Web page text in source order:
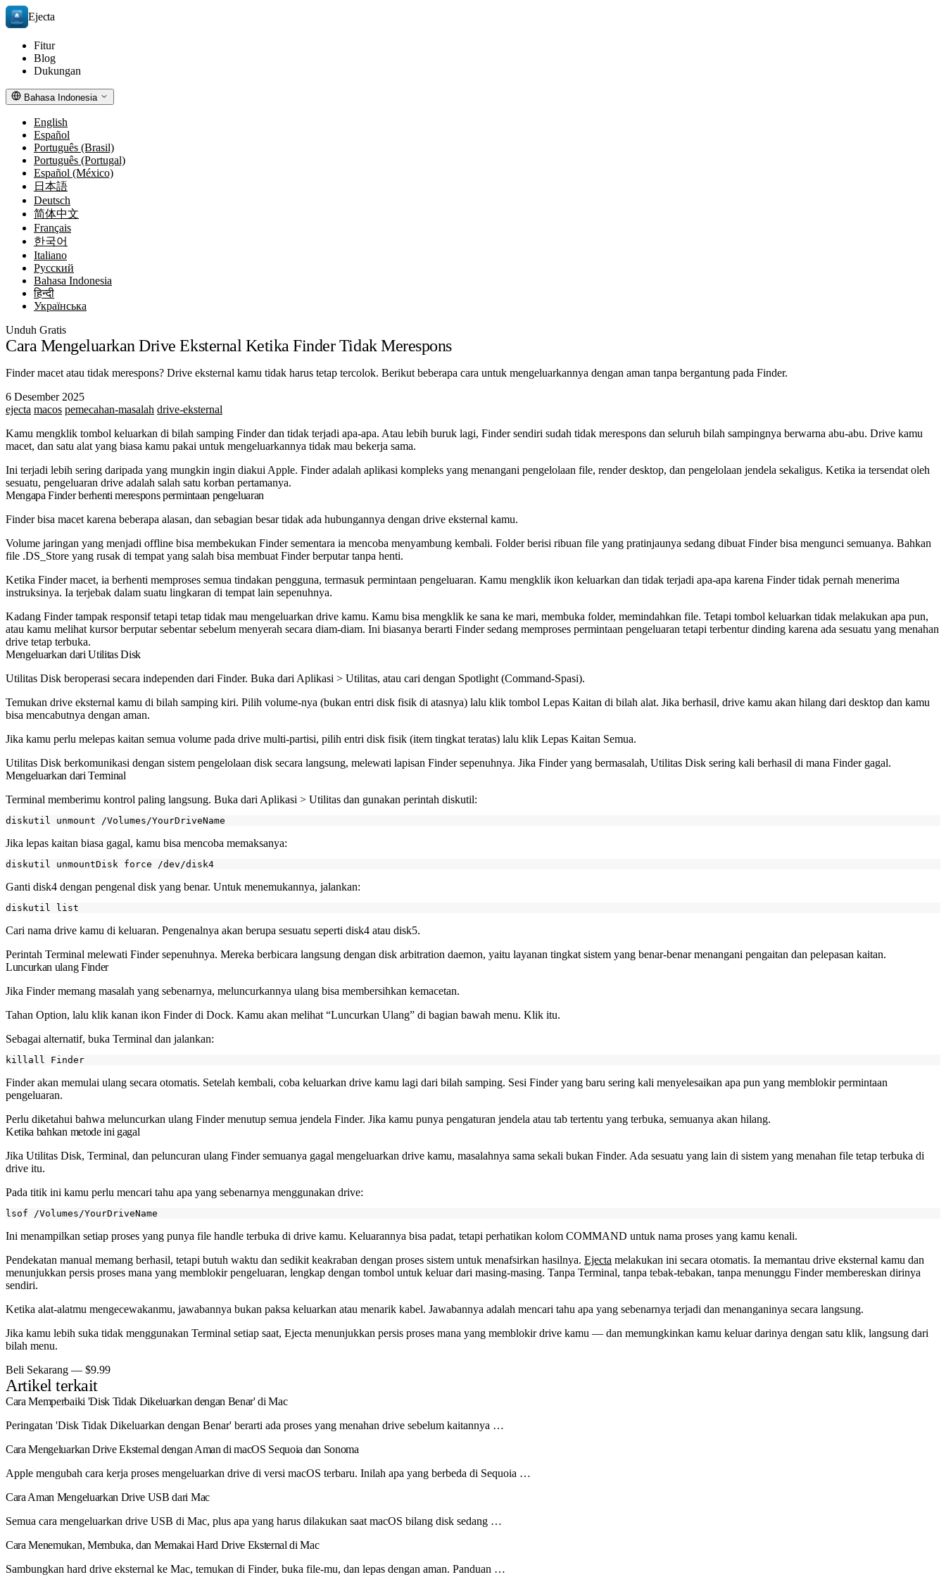
Ejecta
Fitur
Blog
Dukungan
Bahasa Indonesia
English
Español
Português (Brasil)
Português (Portugal)
Español (México)
日本語
Deutsch
简体中文
Français
한국어
Italiano
Русский
Bahasa Indonesia
हिन्दी
Українська
Unduh Gratis
Cara Mengeluarkan Drive Eksternal Ketika Finder Tidak Merespons
Finder macet atau tidak merespons? Drive eksternal kamu tidak harus tetap tercolok. Berikut beberapa cara untuk mengeluarkannya dengan aman tanpa bergantung pada Finder.
6 Desember 2025
ejecta macos pemecahan-masalah drive-eksternal
Kamu mengklik tombol keluarkan di bilah samping Finder dan tidak terjadi apa-apa. Atau lebih buruk lagi, Finder sendiri sudah tidak merespons dan seluruh bilah sampingnya berwarna abu-abu. Drive kamu
macet, dan satu alat yang biasa kamu pakai untuk mengeluarkannya tidak mau bekerja sama.
Ini terjadi lebih sering daripada yang mungkin ingin diakui Apple. Finder adalah aplikasi kompleks yang menangani pengelolaan file, render desktop, dan pengelolaan jendela sekaligus. Ketika ia tersendat oleh
sesuatu, pengeluaran drive adalah salah satu korban pertamanya.
Mengapa Finder berhenti merespons permintaan pengeluaran
Finder bisa macet karena beberapa alasan, dan sebagian besar tidak ada hubungannya dengan drive eksternal kamu.
Volume jaringan yang menjadi offline bisa membekukan Finder sementara ia mencoba menyambung kembali. Folder berisi ribuan file yang pratinjaunya sedang dibuat Finder bisa mengunci semuanya. Bahkan
file .DS_Store yang rusak di tempat yang salah bisa membuat Finder berputar tanpa henti.
Ketika Finder macet, ia berhenti memproses semua tindakan pengguna, termasuk permintaan pengeluaran. Kamu mengklik ikon keluarkan dan tidak terjadi apa-apa karena Finder tidak pernah menerima
instruksinya. Ia terjebak dalam suatu lingkaran di tempat lain sepenuhnya.
Kadang Finder tampak responsif tetapi tetap tidak mau mengeluarkan drive kamu. Kamu bisa mengklik ke sana ke mari, membuka folder, memindahkan file. Tetapi tombol keluarkan tidak melakukan apa pun,
atau kamu melihat kursor berputar sebentar sebelum menyerah secara diam-diam. Ini biasanya berarti Finder sedang memproses permintaan pengeluaran tetapi terbentur dinding karena ada sesuatu yang menahan
drive tetap terbuka.
Mengeluarkan dari Utilitas Disk
Utilitas Disk beroperasi secara independen dari Finder. Buka dari Aplikasi > Utilitas, atau cari dengan Spotlight (Command-Spasi).
Temukan drive eksternal kamu di bilah samping kiri. Pilih volume-nya (bukan entri disk fisik di atasnya) lalu klik tombol Lepas Kaitan di bilah alat. Jika berhasil, drive kamu akan hilang dari desktop dan kamu
bisa mencabutnya dengan aman.
Jika kamu perlu melepas kaitan semua volume pada drive multi-partisi, pilih entri disk fisik (item tingkat teratas) lalu klik Lepas Kaitan Semua.
Utilitas Disk berkomunikasi dengan sistem pengelolaan disk secara langsung, melewati lapisan Finder sepenuhnya. Jika Finder yang bermasalah, Utilitas Disk sering kali berhasil di mana Finder gagal.
Mengeluarkan dari Terminal
Terminal memberimu kontrol paling langsung. Buka dari Aplikasi > Utilitas dan gunakan perintah diskutil:
Jika lepas kaitan biasa gagal, kamu bisa mencoba memaksanya:
Ganti disk4 dengan pengenal disk yang benar. Untuk menemukannya, jalankan:
Cari nama drive kamu di keluaran. Pengenalnya akan berupa sesuatu seperti disk4 atau disk5.
Perintah Terminal melewati Finder sepenuhnya. Mereka berbicara langsung dengan disk arbitration daemon, yaitu layanan tingkat sistem yang benar-benar menangani pengaitan dan pelepasan kaitan.
Luncurkan ulang Finder
Jika Finder memang masalah yang sebenarnya, meluncurkannya ulang bisa membersihkan kemacetan.
Tahan Option, lalu klik kanan ikon Finder di Dock. Kamu akan melihat “Luncurkan Ulang” di bagian bawah menu. Klik itu.
Sebagai alternatif, buka Terminal dan jalankan:
Finder akan memulai ulang secara otomatis. Setelah kembali, coba keluarkan drive kamu lagi dari bilah samping. Sesi Finder yang baru sering kali menyelesaikan apa pun yang memblokir permintaan
pengeluaran.
Perlu diketahui bahwa meluncurkan ulang Finder menutup semua jendela Finder. Jika kamu punya pengaturan jendela atau tab tertentu yang terbuka, semuanya akan hilang.
Ketika bahkan metode ini gagal
Jika Utilitas Disk, Terminal, dan peluncuran ulang Finder semuanya gagal mengeluarkan drive kamu, masalahnya sama sekali bukan Finder. Ada sesuatu yang lain di sistem yang menahan file tetap terbuka di
drive itu.
Pada titik ini kamu perlu mencari tahu apa yang sebenarnya menggunakan drive:
Ini menampilkan setiap proses yang punya file handle terbuka di drive kamu. Keluarannya bisa padat, tetapi perhatikan kolom COMMAND untuk nama proses yang kamu kenali.
Pendekatan manual memang berhasil, tetapi butuh waktu dan sedikit keakraban dengan proses sistem untuk menafsirkan hasilnya. Ejecta melakukan ini secara otomatis. Ia memantau drive eksternal kamu dan
menunjukkan persis proses mana yang memblokir pengeluaran, lengkap dengan tombol untuk keluar dari masing-masing. Tanpa Terminal, tanpa tebak-tebakan, tanpa menunggu Finder membereskan dirinya
sendiri.
Ketika alat-alatmu mengecewakanmu, jawabannya bukan paksa keluarkan atau menarik kabel. Jawabannya adalah mencari tahu apa yang sebenarnya terjadi dan menanganinya secara langsung.
Jika kamu lebih suka tidak menggunakan Terminal setiap saat, Ejecta menunjukkan persis proses mana yang memblokir drive kamu — dan memungkinkan kamu keluar darinya dengan satu klik, langsung dari
bilah menu.
Beli Sekarang — $9.99
Artikel terkait
Cara Memperbaiki 'Disk Tidak Dikeluarkan dengan Benar' di Mac
Peringatan 'Disk Tidak Dikeluarkan dengan Benar' berarti ada proses yang menahan drive sebelum kaitannya …
Cara Mengeluarkan Drive Eksternal dengan Aman di macOS Sequoia dan Sonoma
Apple mengubah cara kerja proses mengeluarkan drive di versi macOS terbaru. Inilah apa yang berbeda di Sequoia …
Cara Aman Mengeluarkan Drive USB dari Mac
Semua cara mengeluarkan drive USB di Mac, plus apa yang harus dilakukan saat macOS bilang disk sedang …
Cara Menemukan, Membuka, dan Memakai Hard Drive Eksternal di Mac
Sambungkan hard drive eksternal ke Mac, temukan di Finder, buka file-mu, dan lepas dengan aman. Panduan …